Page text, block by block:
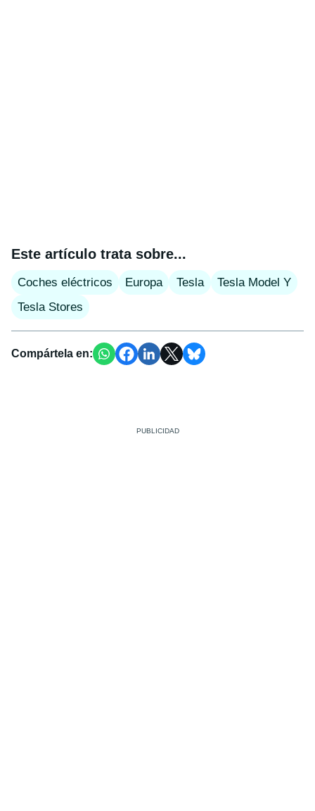
Este artículo trata sobre...
Coches eléctricos Europa Tesla
Tesla Model Y
Tesla Stores
Compártela en: